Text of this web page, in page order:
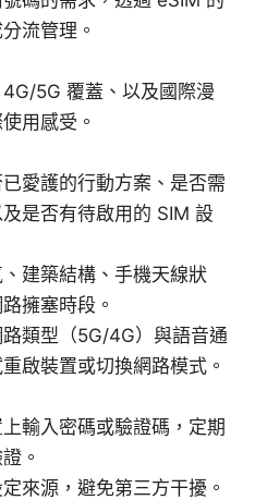
流管理。
5G 覆蓋、以及國際漫
用感受。
愛護的行動方案、是否需
是否有待啟用的 SIM 設
建築結構、手機天線狀
擁塞時段。
類型（5G/4G）與語音通
啟裝置或切換網路模式。
輸入密碼或驗證碼，定期
。
來源，避免第三方干擾。